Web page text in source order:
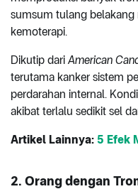
sumsum tulang belakang
kemoterapi.
Dikutip dari American
terutama kanker sistem
perdarahan internal.
akibat terlalu sedikit sel
Artikel Lainnya: 5 Efek
2. Orang dengan